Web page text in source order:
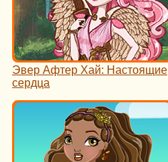
Эвер Афтер Хай: Настоящие
сердца